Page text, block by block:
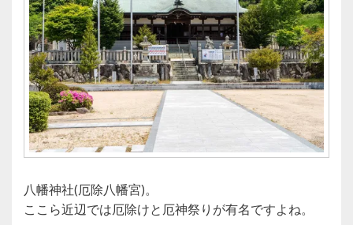
八幡神社(厄除八幡宮)。
ここら近辺では厄除けと厄神祭りが有名ですよね。